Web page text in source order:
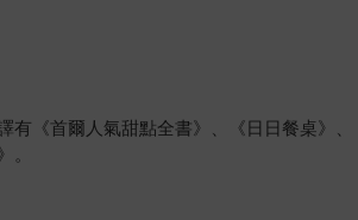
有《首爾人氣甜點全書》、《日日餐桌》
。